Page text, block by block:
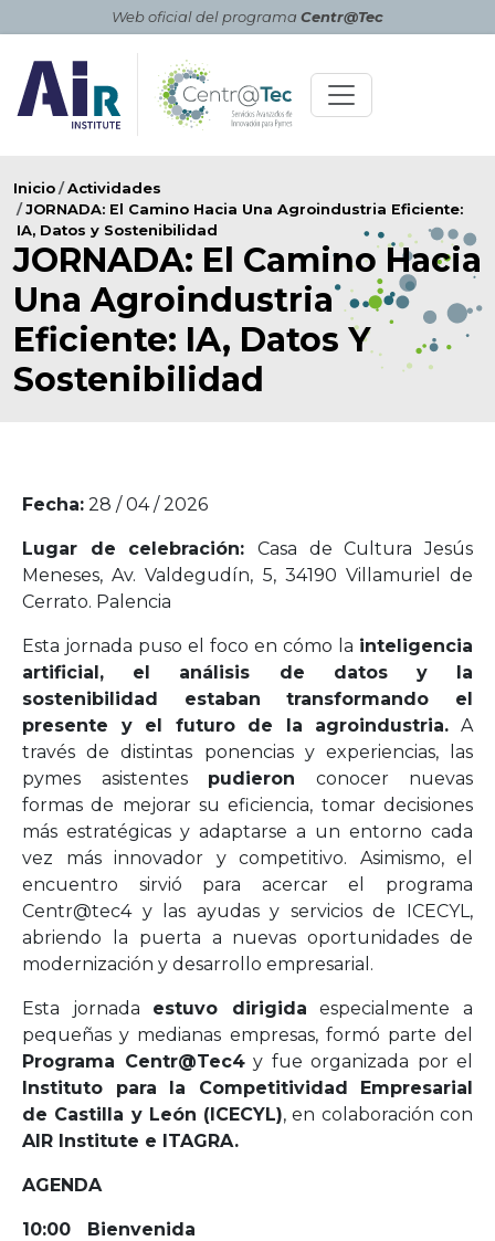
Skip to main contentWeb oficial del programa Centr@Tec
Ruta de navegación
Inicio
Actividades
JORNADA: El Camino Hacia Una Agroindustria Eficiente:
IA, Datos y Sostenibilidad
JORNADA: El Camino Hacia
Una Agroindustria
Eficiente: IA, Datos Y
Sostenibilidad
Fecha: 28 / 04 / 2026
Lugar de celebración: Casa de Cultura Jesús
Meneses, Av. Valdegudín, 5, 34190 Villamuriel de
Cerrato. Palencia
Esta jornada puso el foco en cómo la inteligencia
artificial, el análisis de datos y la
sostenibilidad estaban transformando el
presente y el futuro de la agroindustria. A
través de distintas ponencias y experiencias, las
pymes asistentes pudieron conocer nuevas
formas de mejorar su eficiencia, tomar decisiones
más estratégicas y adaptarse a un entorno cada
vez más innovador y competitivo. Asimismo, el
encuentro sirvió para acercar el programa
Centr@tec4 y las ayudas y servicios de ICECYL,
abriendo la puerta a nuevas oportunidades de
modernización y desarrollo empresarial.
Esta jornada estuvo dirigida especialmente a
pequeñas y medianas empresas, formó parte del
Programa Centr@Tec4y fue organizada por el
Instituto para la Competitividad Empresarial
de Castilla y León (ICECYL), en colaboración con
AIR Institute e ITAGRA.
AGENDA
10:00 Bienvenida